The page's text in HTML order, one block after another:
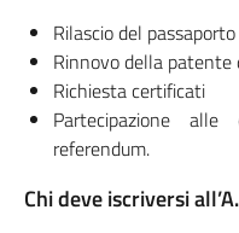
Rilascio del passaporto
Rinnovo della patente
Richiesta certificati
Partecipazione
referendum.
Chi deve iscriversi